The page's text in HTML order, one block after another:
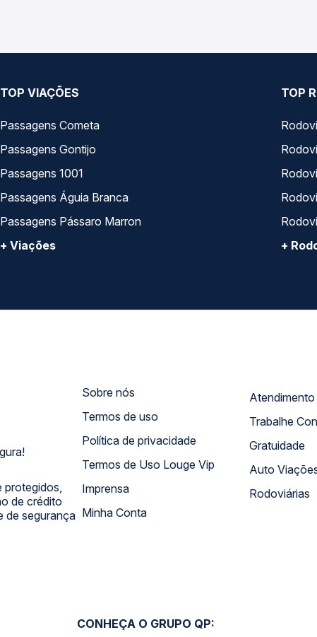
TOP VIAÇÕES
Passagens Cometa
Passagens Gontijo
Passagens 1001
Passagens Águia Branca
Passagens Pássaro Marron
+ Viações
TOP
+
protegidos,
de crédito
de segurança
Sobre nós
Termos de uso
Política de privacidade
Termos de Uso Louge Vip
Imprensa
Minha Conta
Trabalhe
Gratuidade
Auto
Rodoviárias
CONHEÇA O GRUPO QP: